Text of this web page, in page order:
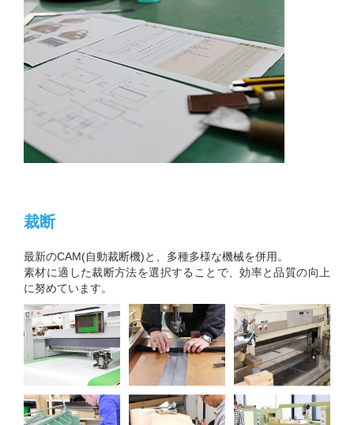
裁断
最新のCAM(自動裁断機)と、多種多様な機械を併用。
素材に適した裁断方法を選択することで、効率と品質の向上
に努めています。